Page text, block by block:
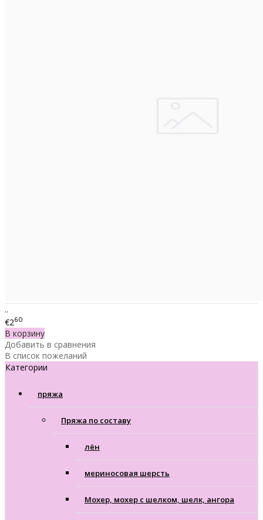
..
€260
В корзину
Добавить в сравнения
В список пожеланий
Категории
пряжа
Пряжа по составу
лён
мериносовая шерсть
Мохер, мохер с шелком, шелк, ангора